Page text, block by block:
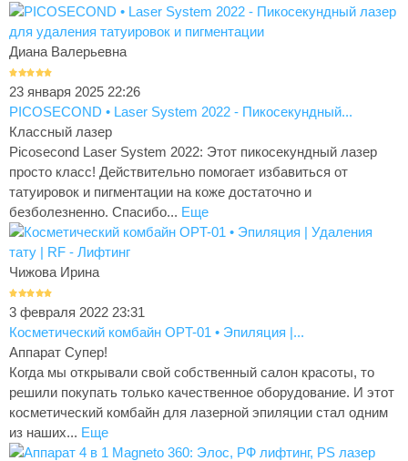
Диана Валерьевна
23 января 2025 22:26
PICOSECOND • Laser System 2022 - Пикосекундный...
Классный лазер
Picosecond Laser System 2022: Этот пикосекундный лазер
просто класс! Действительно помогает избавиться от
татуировок и пигментации на коже достаточно и
безболезненно. Спасибо... Еще
Чижова Ирина
3 февраля 2022 23:31
Косметический комбайн OPT-01 • Эпиляция |...
Аппарат Супер!
Когда мы открывали свой собственный салон красоты, то
решили покупать только качественное оборудование. И этот
косметический комбайн для лазерной эпиляции стал одним
из наших... Еще